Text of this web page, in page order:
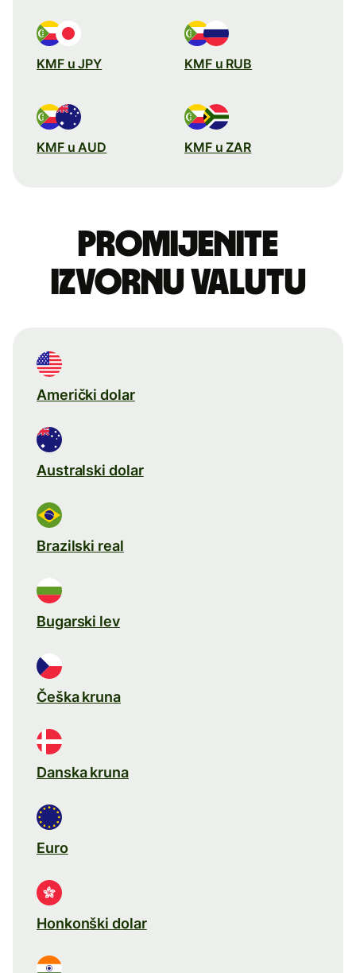
KMF u JPY KMF u RUB
KMF u AUD KMF u ZAR
Promijenite
izvornu valutu
Američki dolar
Australski dolar
Brazilski real
Bugarski lev
Češka kruna
Danska kruna
Euro
Honkonški dolar